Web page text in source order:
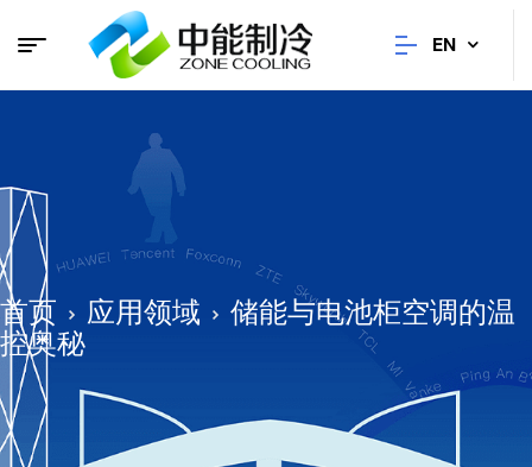
EN
首页 应用领域
储能与电池柜空调的温
控奥秘